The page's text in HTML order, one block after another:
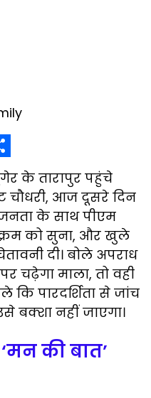
के तारापुर पहुंचे
चौधरी, आज दूसरे दिन
के साथ पीएम
को सुना, और खुले
दी। बोले अपराध
चढ़ेगा माला, तो वही
कि पारदर्शिता से जांच
बक्शा नहीं जाएगा।
की बात’